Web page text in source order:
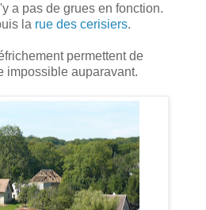
a pas de grues en fonction.
la rue des cerisiers.
permettent de
impossible auparavant.